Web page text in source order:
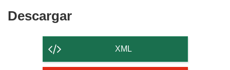
DescargarDescargar
contenido
de
XML